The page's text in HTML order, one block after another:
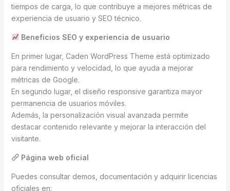
tiempos de carga, lo que contribuye a mejores métricas de
experiencia de usuario y SEO técnico.
Beneficios SEO y experiencia de usuario
En primer lugar, Caden WordPress Theme está optimizado
para rendimiento y velocidad, lo que ayuda a mejorar
métricas de Google.
En segundo lugar, el diseño responsive garantiza mayor
permanencia de usuarios móviles.
Además, la personalización visual avanzada permite
destacar contenido relevante y mejorar la interacción del
visitante.
Página web oficial
Puedes consultar demos, documentación y adquirir licencias
oficiales en: